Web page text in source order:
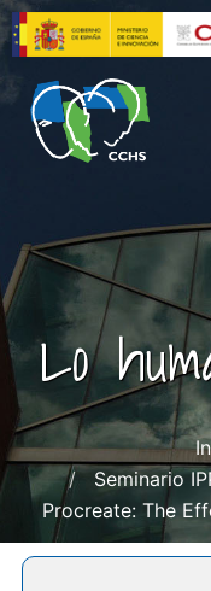
Pasar
al
contenido
principal
Lo
Seminario
Procreate: The